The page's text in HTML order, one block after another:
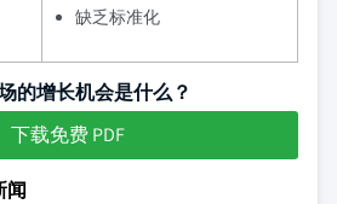
缺乏标准化
的增长机会是什么？
下载免费 PDF
闻